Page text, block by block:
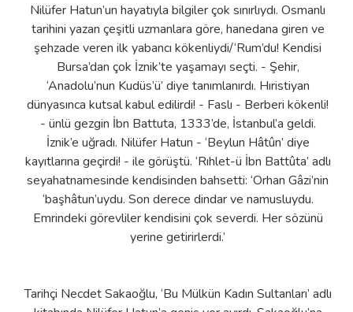
Nilüfer Hatun’un hayatıyla bilgiler çok sınırlıydı. Osmanlı
tarihini yazan çeşitli uzmanlara göre, hanedana giren ve
şehzade veren ilk yabancı kökenliydi/‘Rum’du! Kendisi
Bursa’dan çok İznik’te yaşamayı seçti. - Şehir,
‘Anadolu’nun Kudüs’ü’ diye tanımlanırdı. Hıristiyan
dünyasınca kutsal kabul edilirdi! - Faslı - Berberi kökenli!
- ünlü gezgin İbn Battuta, 1333’de, İstanbul’a geldi.
İznik’e uğradı. Nilüfer Hatun - ‘Beylun Hâtûn’ diye
kayıtlarına geçirdi! - ile görüştü. ‘Rıhlet-ü İbn Battûta’ adlı
seyahatnamesinde kendisinden bahsetti: ‘Orhan Gâzi’nin
‘başhâtun’uydu. Son derece dindar ve namusluydu.
Emrindeki görevliler kendisini çok severdi. Her sözünü
yerine getirirlerdi.’
Tarihçi Necdet Sakaoğlu, ‘Bu Mülkün Kadın Sultanları’ adlı